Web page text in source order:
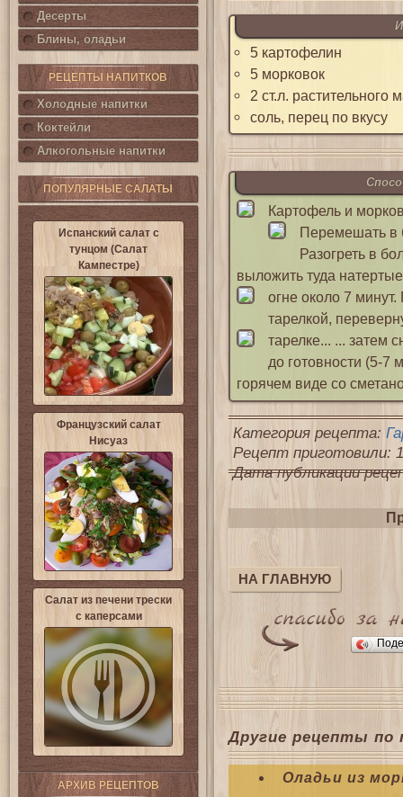
Десерты
Блины, оладьи
РЕЦЕПТЫ НАПИТКОВ
Холодные напитки
Коктейли
Алкогольные напитки
ПОПУЛЯРНЫЕ САЛАТЫ
Испанский салат с
тунцом (Салат
Кампестре)
Французский салат
Нисуаз
Салат из печени трески
с каперсами
АРХИВ РЕЦЕПТОВ
5 картофелин
5 морковок
2 ст.л. растительного
соль, перец по вкусу
Картофель и
Перемешать в
Разогреть в
выложить туда
огне около 7 минут.
тарелкой,
тарелке... ... затем
до готовности (5-7
горячем виде со
Категория рецепта:
Рецепт приготовили:
Дата публикации
НА ГЛАВНУЮ
Другие рецепты по
Оладьи из